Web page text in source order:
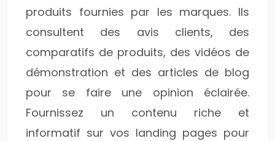
produits fournies par les marques. Ils
consultent des avis clients, des
comparatifs de produits, des vidéos de
démonstration et des articles de blog
pour se faire une opinion éclairée.
Fournissez un contenu riche et
informatif sur vos landing pages pour